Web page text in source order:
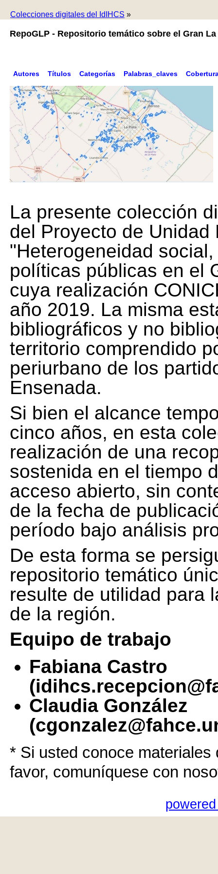
Colecciones digitales del IdIHCS »
RepoGLP - Repositorio temático sobre el Gran La
Autores Títulos Categorías Palabras_claves
La presente colección
del Proyecto de Unidad
"Heterogeneidad
políticas públicas en el
cuya realización
año 2019. La misma
bibliográficos y no
territorio comprendido
periurbano de los
Ensenada.
Si bien el alcance
cinco años, en esta
realización de una
sostenida en el tiempo
acceso abierto, sin
de la fecha de
período bajo análisis
De esta forma se
repositorio temático
resulte de utilidad para
de la región.
Equipo de trabajo
Fabiana Castro
Claudia González
* Si usted conoce
favor, comuníquese con